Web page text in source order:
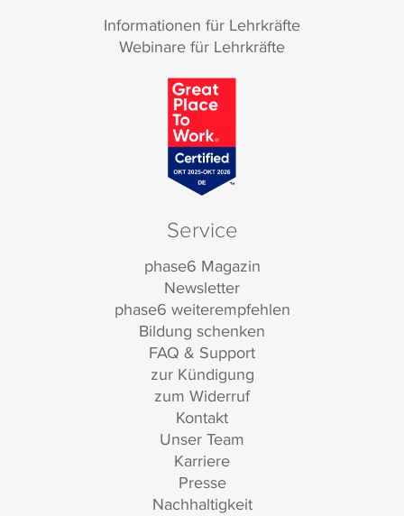
Informationen für Lehrkräfte
Webinare für Lehrkräfte
Service
phase6 Magazin
Newsletter
phase6 weiterempfehlen
Bildung schenken
FAQ & Support
zur Kündigung
zum Widerruf
Kontakt
Unser Team
Karriere
Presse
Nachhaltigkeit